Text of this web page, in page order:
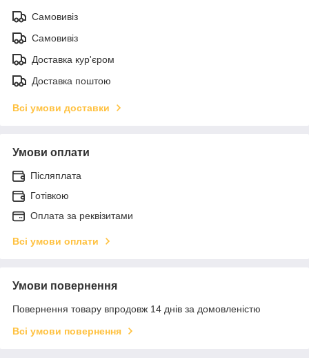
Самовивіз
Самовивіз
Доставка кур'єром
Доставка поштою
Всі умови доставки
Умови оплати
Післяплата
Готівкою
Оплата за реквізитами
Всі умови оплати
Умови повернення
Повернення товару впродовж 14 днів за домовленістю
Всі умови повернення